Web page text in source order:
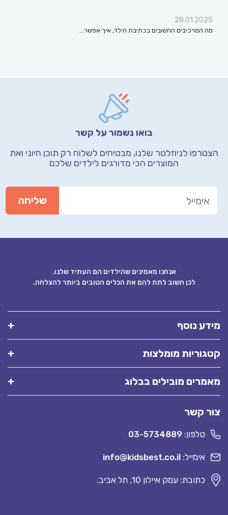
28.01.2025
מה המרכיבים החשובים בכתיבת הילד, איך אפשר…
בואו נשמור על קשר
הצטרפו לניוזלטר שלנו, מבטיחים לשלוח רק תוכן חיוני ואת
המוצרים הכי מדורגים לילדים שלכם
אנחנו מאמינים שהילדים הם העתיד שלנו.
לכן חשוב לתת להם את הכלים הטובים ביותר להצלחה.
מידע נוסף
קטגוריות מומלצות
מאמרים מובילים בבלוג
צור קשר
טלפון: 03-5734889
אימייל: info@kidsbest.co.il
כתובת: עמק איילון 10, תל אביב.